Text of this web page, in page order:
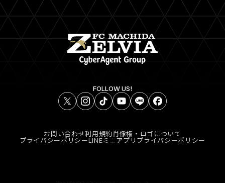
FOLLOW US!
お問い合わせ利用規約肖像権・ロゴについて
プライバシーポリシーLINEミニアプリプライバシーポリシー